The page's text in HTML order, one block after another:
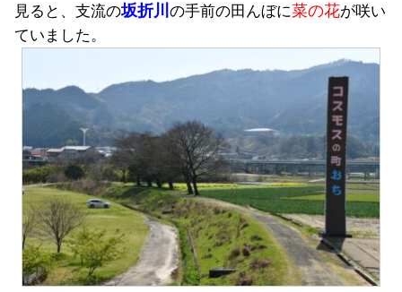
見ると、支流の坂折川 の手前の田んぼに菜の花が咲い
ていました。